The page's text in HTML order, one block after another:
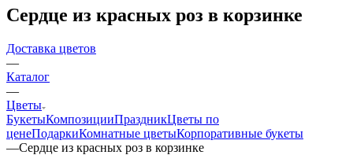
Сердце из красных роз в корзинке
Доставка цветов
—
Каталог
—
Цветы
БукетыКомпозицииПраздникЦветы по
ценеПодаркиКомнатные цветыКорпоративные букеты
—Сердце из красных роз в корзинке